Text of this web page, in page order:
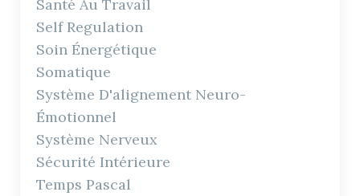
Santé Au Travail
Self Regulation
Soin Énergétique
Somatique
Système D'alignement Neuro-
Émotionnel
Système Nerveux
Sécurité Intérieure
Temps Pascal